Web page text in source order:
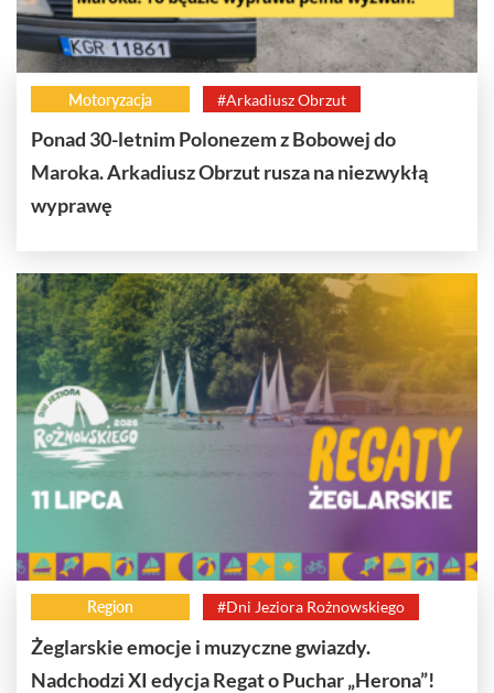
Motoryzacja #Arkadiusz Obrzut
Ponad 30-letnim Polonezem z Bobowej do
Maroka. Arkadiusz Obrzut rusza na niezwykłą
wyprawę
Region #Dni Jeziora Rożnowskiego
Żeglarskie emocje i muzyczne gwiazdy.
Nadchodzi XI edycja Regat o Puchar „Herona”!